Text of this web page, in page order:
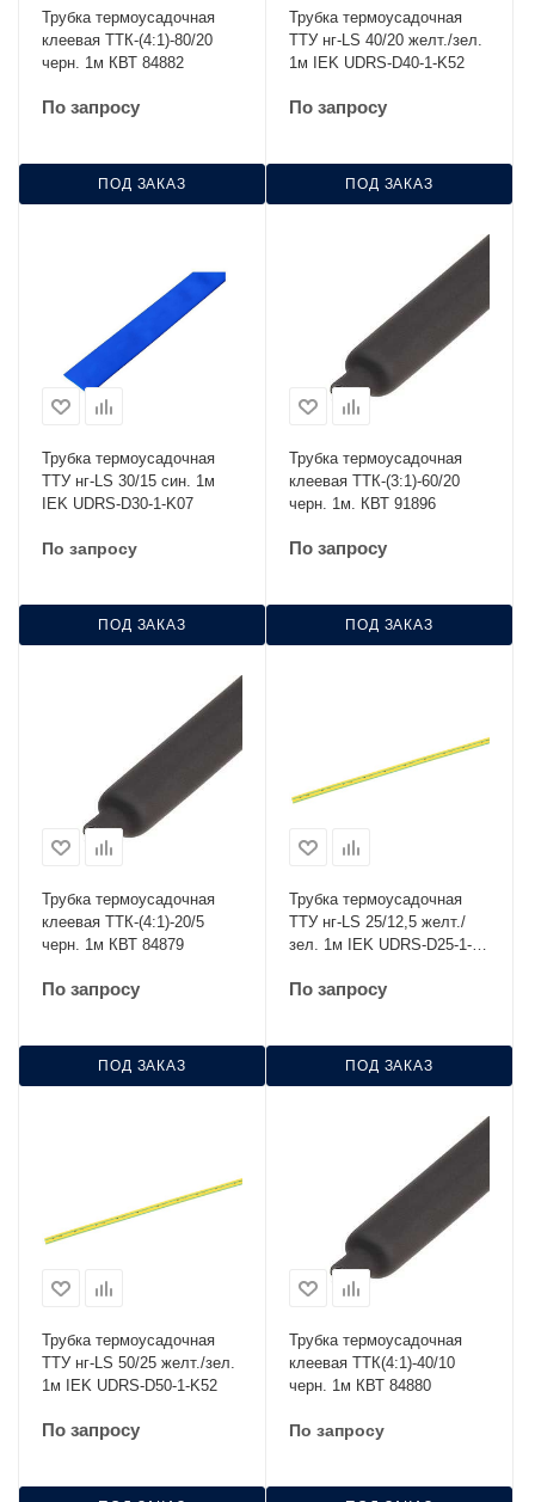
Трубка термоусадочная
клеевая ТТК-(4:1)-80/20
черн. 1м КВТ 84882
По запросу
ПОД ЗАКАЗ
Трубка термоусадочная
ТТУ нг-LS 40/20 желт./зел.
1м IEK UDRS-D40-1-K52
По запросу
ПОД ЗАКАЗ
Трубка термоусадочная
ТТУ нг-LS 30/15 син. 1м
IEK UDRS-D30-1-K07
По запросу
ПОД ЗАКАЗ
Трубка термоусадочная
клеевая ТТК-(3:1)-60/20
черн. 1м. КВТ 91896
По запросу
ПОД ЗАКАЗ
Трубка термоусадочная
клеевая ТТК-(4:1)-20/5
черн. 1м КВТ 84879
По запросу
ПОД ЗАКАЗ
Трубка термоусадочная
ТТУ нг-LS 25/12,5 желт./
зел. 1м IEK UDRS-D25-1-
По запросу
ПОД ЗАКАЗ
Трубка термоусадочная
ТТУ нг-LS 50/25 желт./зел.
1м IEK UDRS-D50-1-K52
По запросу
Трубка термоусадочная
клеевая ТТК(4:1)-40/10
черн. 1м КВТ 84880
По запросу